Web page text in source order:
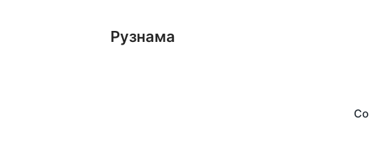
Рузнама